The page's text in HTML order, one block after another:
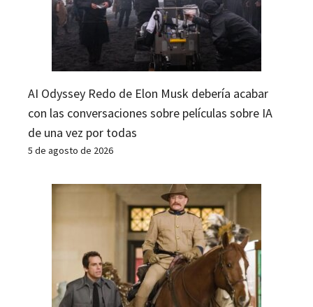
AI Odyssey Redo de Elon Musk debería acabar
con las conversaciones sobre películas sobre IA
de una vez por todas
5 de agosto de 2026